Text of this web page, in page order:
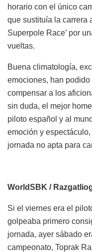
horario con el único
que sustituía la carrera
Superpole Race’ por
vueltas.
Buena climatología,
emociones, han
compensar a los
sin duda, el mejor
piloto español y al
emoción y
jornada no apta para
WorldSBK /
Si el viernes era el
golpeaba primero
jornada, ayer sábado
campeonato, Toprak